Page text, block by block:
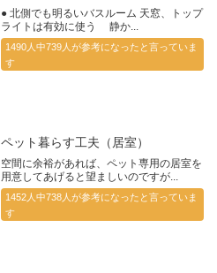
● 北側でも明るいバスルーム 天窓、トップ
ライトは有効に使う 静か...
1490人中739人が参考になったと言っていま
す
ペット暮らす工夫（居室）
空間に余裕があれば、ペット専用の居室を
用意してあげると望ましいのですが...
1452人中738人が参考になったと言っていま
す